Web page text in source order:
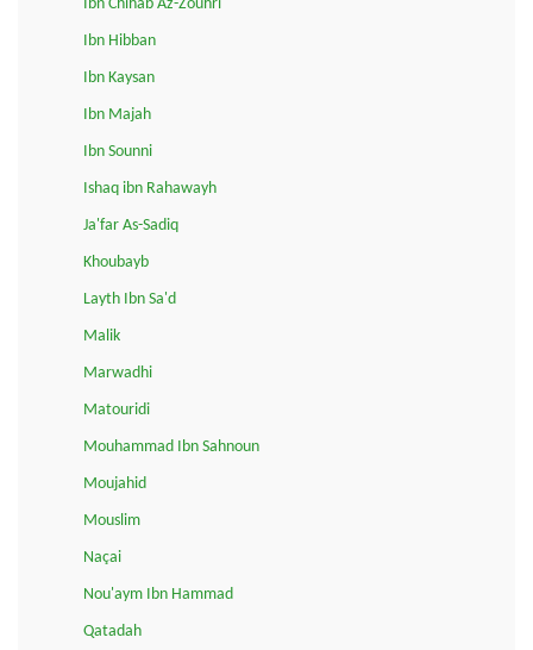
Ibn Chihab Az-Zouhri
Ibn Hibban
Ibn Kaysan
Ibn Majah
Ibn Sounni
Ishaq ibn Rahawayh
Ja'far As-Sadiq
Khoubayb
Layth Ibn Sa'd
Malik
Marwadhi
Matouridi
Mouhammad Ibn Sahnoun
Moujahid
Mouslim
Naçai
Nou'aym Ibn Hammad
Qatadah